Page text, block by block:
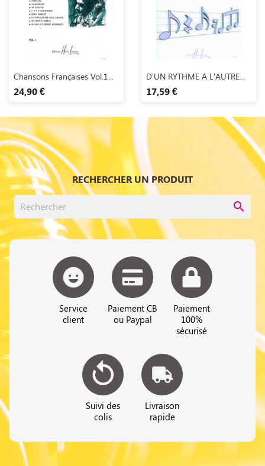
 Aperçu rapide
Chansons Françaises Vol.1...
24,90 €
Aperçu rapide
D'UN RYTHME A L'AUTRE...
17,59 €
RECHERCHER UN PRODUIT
search
Service
client
Paiement CB
ou Paypal
Paiement
100%
sécurisé
Suivi des
colis
Livraison
rapide